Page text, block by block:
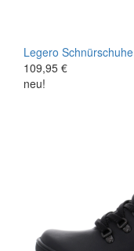
Legero Schnürschuhe
109,95 €
neu!